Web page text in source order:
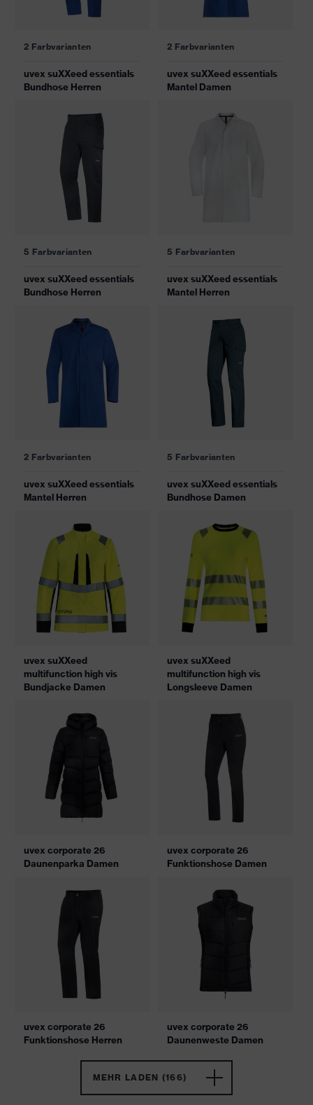
2 Farbvarianten
uvex suXXeed essentials
Bundhose Herren
2 Farbvarianten
uvex suXXeed essentials
Mantel Damen
5 Farbvarianten
uvex suXXeed essentials
Bundhose Herren
5 Farbvarianten
uvex suXXeed essentials
Mantel Herren
2 Farbvarianten
uvex suXXeed essentials
Mantel Herren
5 Farbvarianten
uvex suXXeed essentials
Bundhose Damen
uvex suXXeed
multifunction high vis
Bundjacke Damen
uvex suXXeed
multifunction high vis
Longsleeve Damen
uvex corporate 26
Daunenparka Damen
uvex corporate 26
Funktionshose Damen
uvex corporate 26
Funktionshose Herren
uvex corporate 26
Daunenweste Damen
MEHR LADEN (166)